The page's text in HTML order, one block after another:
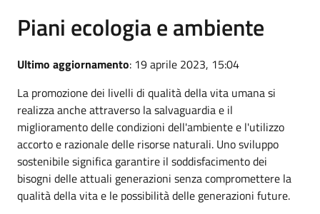
Piani ecologia e ambiente
Ultimo aggiornamento: 19 aprile 2023, 15:04
La promozione dei livelli di qualità della vita umana si
realizza anche attraverso la salvaguardia e il
miglioramento delle condizioni dell'ambiente e l'utilizzo
accorto e razionale delle risorse naturali. Uno sviluppo
sostenibile significa garantire il soddisfacimento dei
bisogni delle attuali generazioni senza compromettere la
qualità della vita e le possibilità delle generazioni future.